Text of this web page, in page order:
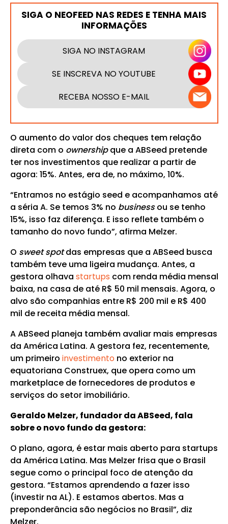
SIGA O NEOFEED NAS REDES E TENHA MAIS
INFORMAÇÕES
SIGA NO INSTAGRAM
SE INSCREVA NO YOUTUBE
RECEBA NOSSO E-MAIL
O aumento do valor dos cheques tem relação
direta com o ownershipque a ABSeed pretende
ter nos investimentos que realizar a partir de
agora: 15%. Antes, era de, no máximo, 10%.
“Entramos no estágio seed e acompanhamos até
a séria A. Se temos 3% no businessou se tenho
15%, isso faz diferença. E isso reflete também o
tamanho do novo fundo”, afirma Melzer.
O sweet spotdas empresas que a ABSeed busca
também teve uma ligeira mudança. Antes, a
gestora olhava startups com renda média mensal
baixa, na casa de até R$ 50 mil mensais. Agora, o
alvo são companhias entre R$ 200 mil e R$ 400
mil de receita média mensal.
A ABSeed planeja também avaliar mais empresas
da América Latina. A gestora fez, recentemente,
um primeiro investimentono exterior na
equatoriana Construex, que opera como um
marketplace de fornecedores de produtos e
serviços do setor imobiliário.
Geraldo Melzer, fundador da ABSeed, fala
sobre o novo fundo da gestora:
O plano, agora, é estar mais aberto para startups
da América Latina. Mas Melzer frisa que o Brasil
segue como o principal foco de atenção da
gestora. “Estamos aprendendo a fazer isso
(investir na AL). E estamos abertos. Mas a
preponderância são negócios no Brasil”, diz